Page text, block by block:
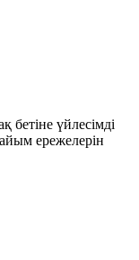
бетіне үйлесімді
ережелерін